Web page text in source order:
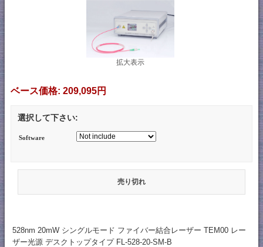
拡大表示
ベース価格: 209,095円
選択して下さい:
Software
売り切れ
528nm 20mW シングルモード ファイバー結合レーザー TEM00 レー
ザー光源 デスクトップタイプ FL-528-20-SM-B